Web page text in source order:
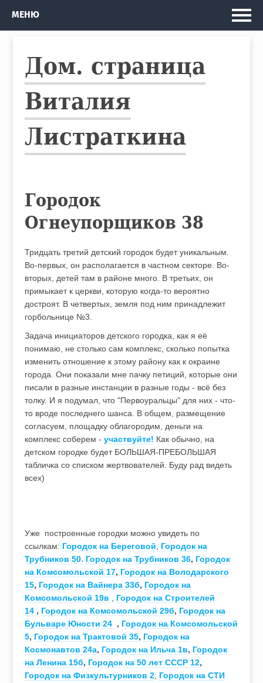
Рассказы и Повести
Изданные книги
Автобус
Кто я
МЕНЮ
Дом. страница
Виталия
Листраткина
Городок
Огнеупорщиков 38
Тридцать третий детский городок будет уникальным.
Во-первых, он располагается в частном секторе. Во-
вторых, детей там в районе много. В третьих, он
примыкает к церкви, которую когда-то вероятно
достроят. В четвертых, земля под ним принадлежит
горбольнице №3.
Задача инициаторов детского городка, как я её
понимаю, не столько сам комплекс, сколько попытка
изменить отношение к этому району как к окраине
города. Они показали мне пачку петиций, которые они
писали в разные инстанции в разные годы - всё без
толку. И я подумал, что "Первоуральцы" для них - что-
то вроде последнего шанса. В общем, размещение
согласуем, площадку облагородим, деньги на
комплекс соберем -участвуйте! Как обычно, на
детском городке будет БОЛЬШАЯ-ПРЕБОЛЬШАЯ
табличка со списком жертвователей. Буду рад видеть
всех)
Уже построенные городки можно увидеть по
ссылкам: Городок на Береговой
Городок на
Трубников 50. Городок на Трубников 36, Городок
на Комсомольской 17, Городок на Володарского
15, Городок на Вайнера 33б, Городок на
Комсомольской 19в
Городок на Строителей
14 , Городок на Комсомольской 29б, Городок на
Бульваре Юности 24 , Городок на Комсомольской
5, Городок на Трактовой 35, Городок на
Космонавтов 24а, Городок на Ильча 1в, Городок
на Ленина 15б, Городок на 50 лет СССР 12,
Городок на Физкультурников 2 Городок на СТИ